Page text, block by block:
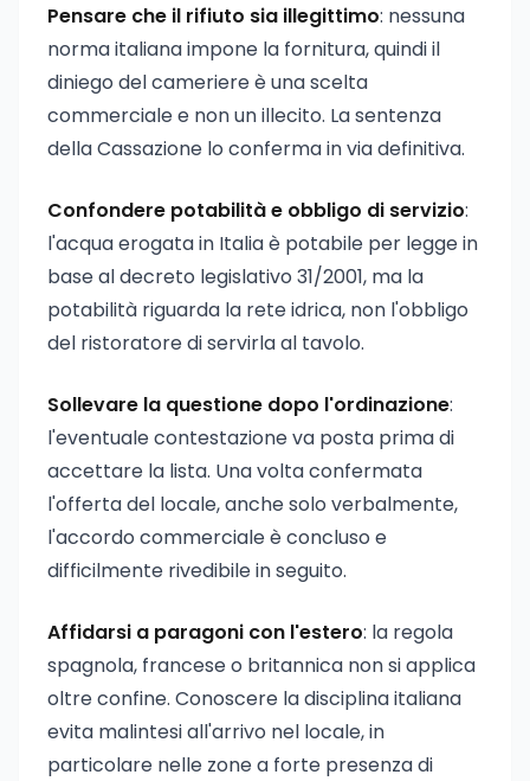
Pensare che il rifiuto sia illegittimo: nessuna
norma italiana impone la fornitura, quindi il
diniego del cameriere è una scelta
commerciale e non un illecito. La sentenza
della Cassazione lo conferma in via definitiva.
Confondere potabilità e obbligo di servizio:
l'acqua erogata in Italia è potabile per legge in
base al decreto legislativo 31/2001, ma la
potabilità riguarda la rete idrica, non l'obbligo
del ristoratore di servirla al tavolo.
Sollevare la questione dopo l'ordinazione:
l'eventuale contestazione va posta prima di
accettare la lista. Una volta confermata
l'offerta del locale, anche solo verbalmente,
l'accordo commerciale è concluso e
difficilmente rivedibile in seguito.
Affidarsi a paragoni con l'estero: la regola
spagnola, francese o britannica non si applica
oltre confine. Conoscere la disciplina italiana
evita malintesi all'arrivo nel locale, in
particolare nelle zone a forte presenza di